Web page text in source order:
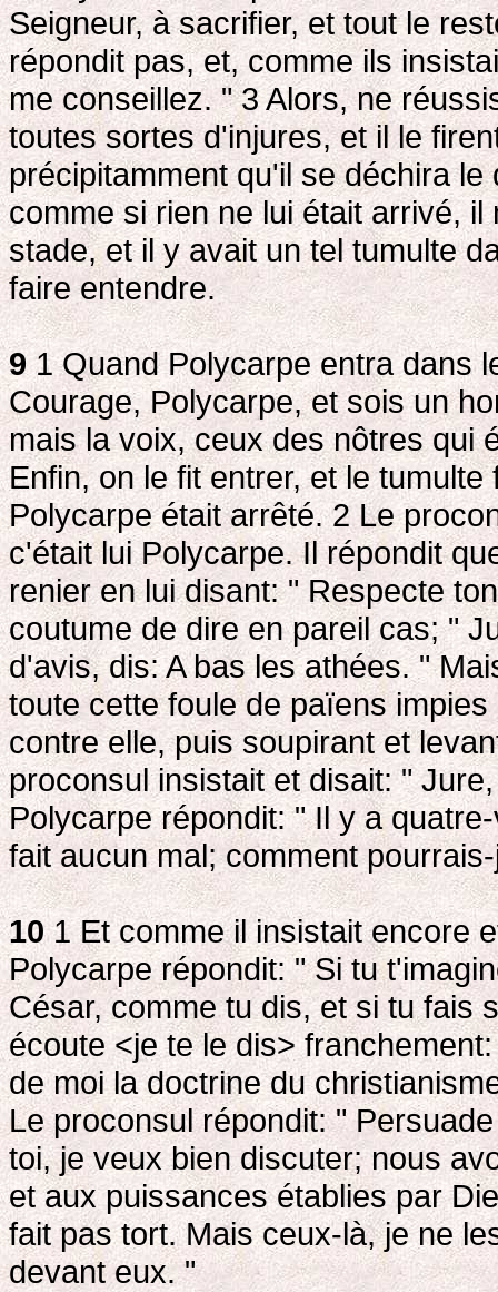
Seigneur, à sacrifier, et tout le
répondit pas, et, comme ils
me conseillez. " 3Alors, ne
toutes sortes d'injures, et il le
précipitamment qu'il se déchira
comme si rien ne lui était arrivé,
stade, et il y avait un tel tumulte
faire entendre.
9 1 Quand Polycarpe entra dans
Courage, Polycarpe, et sois un
mais la voix, ceux des nôtres qui
Enfin, on le fit entrer, et le
Polycarpe était arrêté. 2Le
c'était lui Polycarpe. Il répondit
renier en lui disant: " Respecte
coutume de dire en pareil cas; "
d'avis, dis: A bas les athées. "
toute cette foule de païens
contre elle, puis soupirant et
proconsul insistait et disait: "
Polycarpe répondit: " Il y a
fait aucun mal; comment
101 Et comme il insistait encore
Polycarpe répondit: " Si tu
César, comme tu dis, et si tu fais
écoute <je te le dis>
de moi la doctrine du
Le proconsul répondit: "
toi, je veux bien discuter; nous
et aux puissances établies par
fait pas tort. Mais ceux-là, je ne
devant eux. "